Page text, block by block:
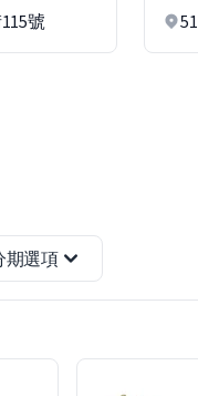
號
期選項